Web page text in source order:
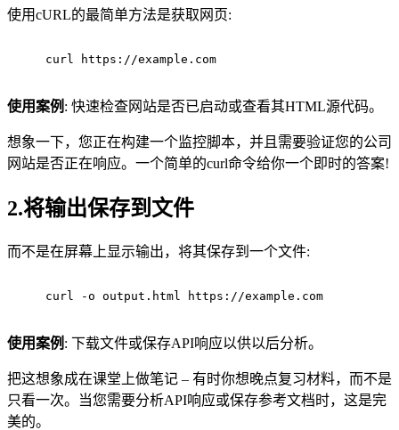
使用cURL的最简单方法是获取网页:
curl https://example.com
使用案例 : 快速检查网站是否已启动或查看其HTML源代码。
想象一下，您正在构建一个监控脚本，并且需要验证您的公司
网站是否正在响应。一个简单的curl命令给你一个即时的答案!
2.将输出保存到文件
而不是在屏幕上显示输出，将其保存到一个文件:
curl -o output.html https://example.com
使用案例 : 下载文件或保存API响应以供以后分析。
把这想象成在课堂上做笔记 – 有时你想晚点复习材料，而不是
只看一次。当您需要分析API响应或保存参考文档时，这是完
美的。